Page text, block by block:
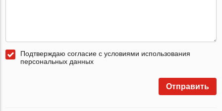
Подтверждаю согласие с условиями использования
персональных данных
Отправить